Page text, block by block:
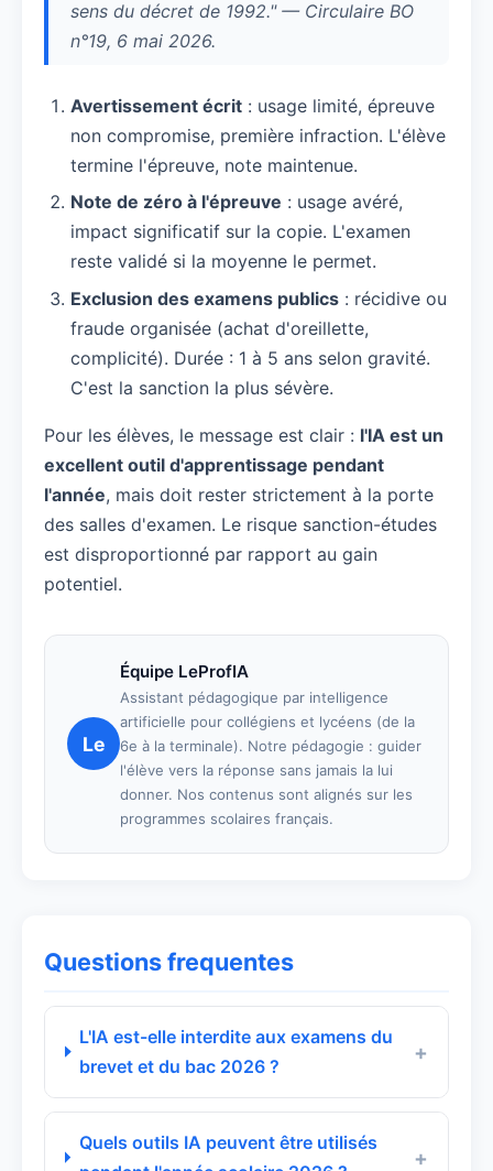
sens du décret de 1992." — Circulaire BO
n°19, 6 mai 2026.
Avertissement écrit : usage limité, épreuve
non compromise, première infraction. L'élève
termine l'épreuve, note maintenue.
Note de zéro à l'épreuve : usage avéré,
impact significatif sur la copie. L'examen
reste validé si la moyenne le permet.
Exclusion des examens publics : récidive ou
fraude organisée (achat d'oreillette,
complicité). Durée : 1 à 5 ans selon gravité.
C'est la sanction la plus sévère.
Pour les élèves, le message est clair : l'IA est un
excellent outil d'apprentissage pendant
l'année, mais doit rester strictement à la porte
des salles d'examen. Le risque sanction-études
est disproportionné par rapport au gain
potentiel.
Le
Équipe LeProfIA
Assistant pédagogique par intelligence
artificielle pour collégiens et lycéens (de la
6e à la terminale). Notre pédagogie : guider
l'élève vers la réponse sans jamais la lui
donner. Nos contenus sont alignés sur les
programmes scolaires français.
Questions frequentes
L'IA est-elle interdite aux examens du
brevet et du bac 2026 ?
Quels outils IA peuvent être utilisés